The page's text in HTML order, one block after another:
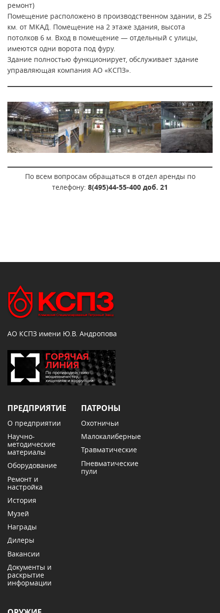
ремонт)
Помещение расположено в производственном здании, в 25
км. от МКАД. Помещение на 2 этаже здания, высота
потолков 6 м. Вход в помещение — отдельный с улицы,
имеются одни ворота под фуру.
Здание полностью функционирует, обслуживает здание
управляющая компания АО «КСПЗ».
По всем вопросам обращаться в отдел аренды по
телефону: 8(495)44-55-400 доб. 21
АО КСПЗ имени Ю.В. Андропова
ПРЕДПРИЯТИЕ
О предприятии
Научно-
методические
материалы
Оборудование
Ремонт и
настройка
История
Музей
Награды
Дилеры
Вакансии
Документы и
раскрытие
информации
ПАТРОНЫ
Охотничьи
Малокалиберные
Травматические
Пневматические
пули